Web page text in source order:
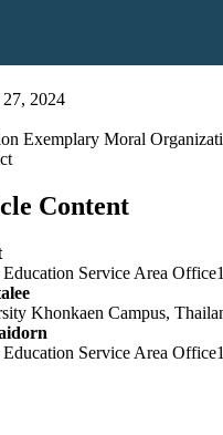
2024
Exemplary Moral
Content
Service Area
Khonkaen Campus,
Service Area